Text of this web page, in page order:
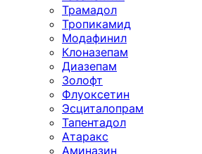
Трамадол
Тропикамид
Модафинил
Клоназепам
Диазепам
Золофт
Флуоксетин
Эсциталопрам
Тапентадол
Атаракс
Аминазин